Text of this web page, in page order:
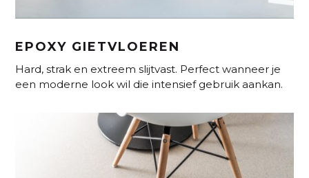
EPOXY GIETVLOEREN
Hard, strak en extreem slijtvast. Perfect wanneer je
een moderne look wil die intensief gebruik aankan.